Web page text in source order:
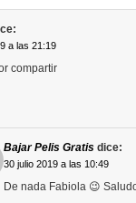
a las 21:19
compartir
Bajar Pelis Gratis dice:
30 julio 2019 a las 10:49
De nada Fabiola 😉